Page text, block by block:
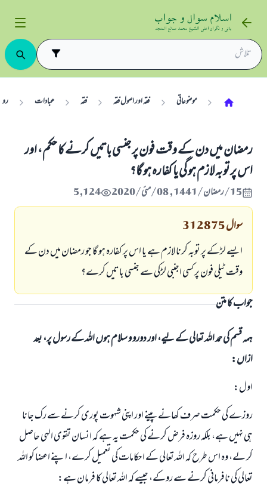
موضوعاتی فقہ اور اصول فقہ فقہ عبادات
رمضان میں دن کے وقت فون پر جنسی باتیں کرنے کا حکم، اور
اس پر توبہ لازم ہو گی یا کفارہ ہو گا؟
15/رمضان/1441 , 08/مئی/2020 5,124
سوال312875
ایسے لڑکے پر توبہ کرنا لازم ہے یا اس پر کفارہ ہو گا جو رمضان میں دن کے
وقت ٹیلی فون پر کسی اجنبی لڑکی سے جنسی باتیں کرے؟
جواب کا متن
ہمہ قسم کی حمد اللہ تعالی کے لیے، اور دورو و سلام ہوں اللہ کے رسول پر، بعد
ازاں:
اول:
روزے کی حکمت صرف کھانے پینے اور اپنی شہوت پوری کرنے سے رک جانا
ہی نہیں ہے، بلکہ روزہ فرض کرنے کی حکمت یہ ہے کہ انسان تقوی الہی حاصل
کر لے، وہ اس طرح کہ اللہ تعالی کے احکامات کی تعمیل کرے، اپنے اعضا کو اللہ
تعالی کی نافرمانی کرنے سے روکے، جیسے کہ اللہ تعالی کا فرمان ہے: